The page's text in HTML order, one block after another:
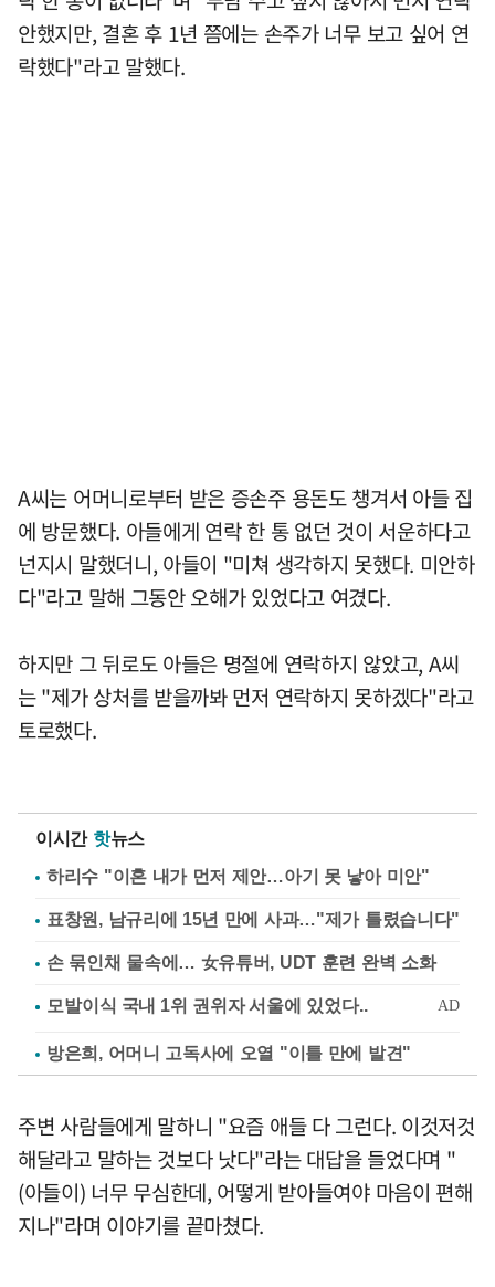
안했지만, 결혼 후 1년 쯤에는 손주가 너무 보고 싶어 연
락했다"라고 말했다.
A씨는 어머니로부터 받은 증손주 용돈도 챙겨서 아들 집
에 방문했다. 아들에게 연락 한 통 없던 것이 서운하다고
넌지시 말했더니, 아들이 "미쳐 생각하지 못했다. 미안하
다"라고 말해 그동안 오해가 있었다고 여겼다.
하지만 그 뒤로도 아들은 명절에 연락하지 않았고, A씨
는 "제가 상처를 받을까봐 먼저 연락하지 못하겠다"라고
토로했다.
이시간 핫뉴스
하리수 "이혼 내가 먼저 제안…아기 못 낳아 미안"
표창원, 남규리에 15년 만에 사과…"제가 틀렸습니다"
손 묶인채 물속에… 女유튜버, UDT 훈련 완벽 소화
방은희, 어머니 고독사에 오열 "이틀 만에 발견"
주변 사람들에게 말하니 "요즘 애들 다 그런다. 이것저것
해달라고 말하는 것보다 낫다"라는 대답을 들었다며 "
(아들이) 너무 무심한데, 어떻게 받아들여야 마음이 편해
지나"라며 이야기를 끝마쳤다.